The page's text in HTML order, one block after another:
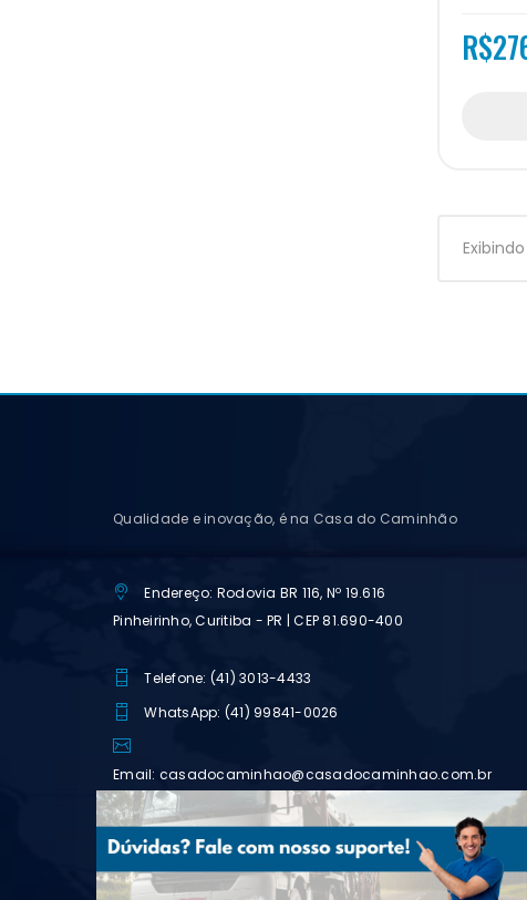
Qualidade e inovação, é na Casa do Caminhão
Endereço: Rodovia BR 116, Nº 19.616
Pinheirinho, Curitiba - PR | CEP 81.690-400
Telefone: (41) 3013-4433
WhatsApp: (41) 99841-0026
Email: casadocaminhao@casadocaminhao.com.br